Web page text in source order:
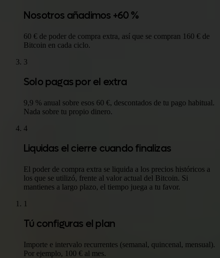
Nosotros añadimos +60 %
60 € de poder de compra extra, así que se compran 160 € de
Bitcoin en cada ciclo.
3
Solo pagas por el extra
9,9 % anual sobre esos 60 €, descontados de tu pago habitual.
Nada sobre tu propio dinero.
4
Liquidas el cierre cuando finalizas
El poder de compra extra se liquida a los precios históricos a
los que se utilizó, frente al valor actual del Bitcoin. Si
mantienes a largo plazo, el tiempo juega a tu favor.
1
Tú configuras el plan
Importe e intervalo recurrentes (semanal, quincenal, mensual).
Por ejemplo, 100 € al mes.